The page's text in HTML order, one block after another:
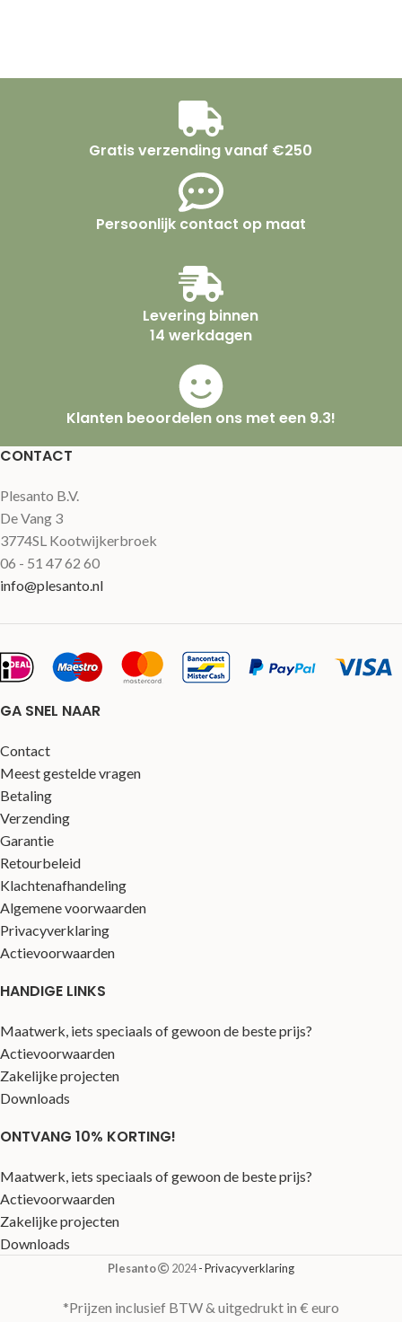
Gratis verzending vanaf €250
Persoonlijk contact op maat
Levering binnen
14 werkdagen
Klanten beoordelen ons met een 9.3!
CONTACT
Plesanto B.V.
De Vang 3
3774SL Kootwijkerbroek
06 - 51 47 62 60
info@plesanto.nl
GA SNEL NAAR
Contact
Meest gestelde vragen
Betaling
Verzending
Garantie
Retourbeleid
Klachtenafhandeling
Algemene voorwaarden
Privacyverklaring
Actievoorwaarden
HANDIGE LINKS
Maatwerk, iets speciaals of gewoon de beste prijs?
Actievoorwaarden
Zakelijke projecten
Downloads
ONTVANG 10% KORTING!
Maatwerk, iets speciaals of gewoon de beste prijs?
Actievoorwaarden
Zakelijke projecten
Downloads
Plesanto 2024- Privacyverklaring
*Prijzen inclusief BTW & uitgedrukt in € euro